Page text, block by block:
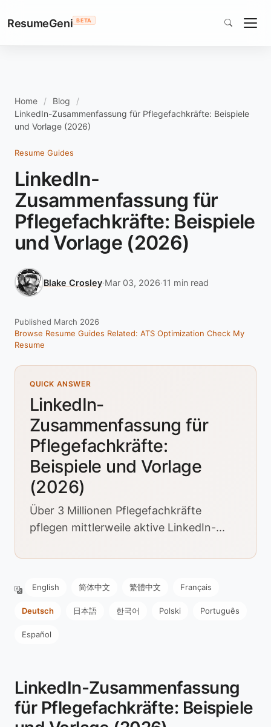
ResumeGeni BETA
Home
Blog
LinkedIn-Zusammenfassung für Pflegefachkräfte: Beispiele
und Vorlage (2026)
Resume Guides
LinkedIn-
Zusammenfassung für
Pflegefachkräfte: Beispiele
und Vorlage (2026)
Blake Crosley·Mar 03, 2026·11 min read
Published March 2026
Browse Resume Guides Related: ATS Optimization Check My
Resume
QUICK ANSWER
LinkedIn-
Zusammenfassung für
Pflegefachkräfte:
Beispiele und Vorlage
(2026)
Über 3 Millionen Pflegefachkräfte
pflegen mittlerweile aktive LinkedIn-...
English 简体中文 繁體中文 Français
Deutsch 日本語 한국어 Polski Português
Español
LinkedIn-Zusammenfassung
für Pflegefachkräfte: Beispiele